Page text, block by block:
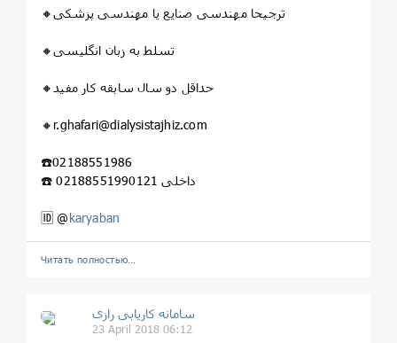
🔸ترجیحا مهندسی صنایع یا مهندسی پزشکی
🔸تسلط به زبان انگلیسی
🔸حداقل دو سال سابقه کار مفید
🔸r.ghafari@dialysistajhiz.com
☎️02188551986
☎️ 02188551990داخلی 121
🆔 @karyaban
Читать полностью…
سامانه کاریابی رازی
23 April 2018 06:12